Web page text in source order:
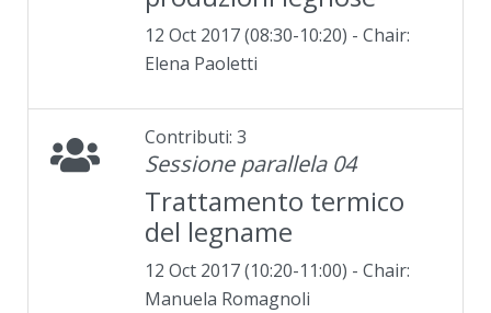
12 Oct 2017 (08:30-10:20) - Chair:
Elena Paoletti
Contributi: 3
Sessione parallela 04
Trattamento termico
del legname
12 Oct 2017 (10:20-11:00) - Chair:
Manuela Romagnoli